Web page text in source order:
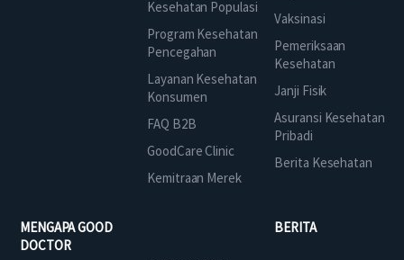
Kesehatan Populasi
Program Kesehatan
Pencegahan
Layanan Kesehatan
Konsumen
FAQ B2B
GoodCare Clinic
Kemitraan Merek
Vaksinasi
Pemeriksaan
Kesehatan
Janji Fisik
Asuransi Kesehatan
Pribadi
Berita Kesehatan
MENGAPA GOOD
DOCTOR
BERITA